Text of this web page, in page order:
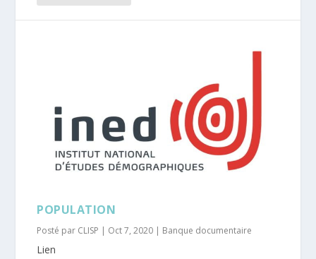
POPULATION
Posté par CLISP | Oct 7, 2020 | Banque documentaire
Lien